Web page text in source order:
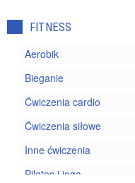
FITNESS
Aerobik
Bieganie
Ćwiczenia cardio
Ćwiczenia siłowe
Inne ćwiczenia
Pilates i joga